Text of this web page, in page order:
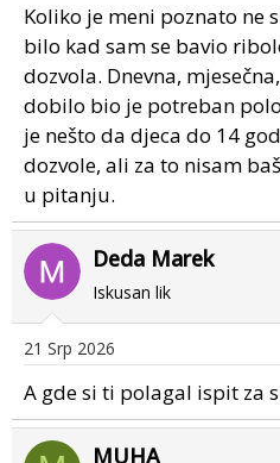
Koliko je meni poznato ne
bilo kad sam se bavio
dozvola. Dnevna,
dobilo bio je potreban
je nešto da djeca do 14
dozvole, ali za to nisam
u pitanju.
Deda Marek
Iskusan lik
21 Srp 2026
A gde si ti polagal ispit za
MUHA